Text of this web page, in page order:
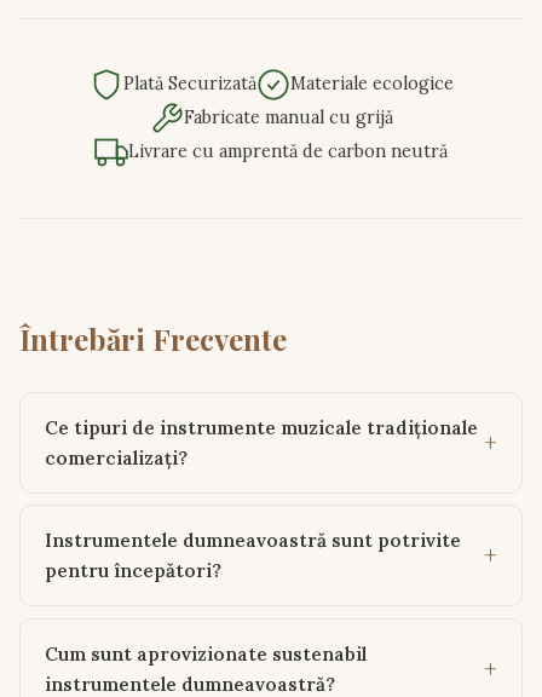
Plată Securizată
Materiale ecologice
Fabricate manual cu grijă
Livrare cu amprentă de carbon neutră
Întrebări Frecvente
Ce tipuri de instrumente muzicale tradiționale
comercializați?
Instrumentele dumneavoastră sunt potrivite
pentru începători?
Cum sunt aprovizionate sustenabil
instrumentele dumneavoastră?